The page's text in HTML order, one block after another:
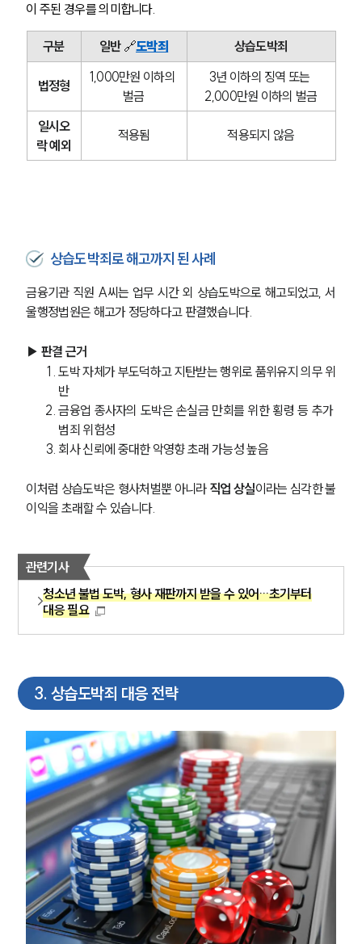
이 주된 경우를 의미합니다.
구분 일반 🔗도박죄 상습도박죄
법정형
1,000만원 이하의
벌금
3년 이하의 징역 또는
2,000만원 이하의 벌금
일시오
락 예외
적용됨 적용되지 않음
상습도박죄로 해고까지 된 사례
금융기관 직원 A씨는 업무 시간 외 상습도박으로 해고되었고, 서
울행정법원은 해고가 정당하다고 판결했습니다.
▶ 판결 근거
도박 자체가 부도덕하고 지탄받는 행위로 품위유지 의무 위
반
금융업 종사자의 도박은 손실금 만회를 위한 횡령 등 추가
범죄 위험성
회사 신뢰에 중대한 악영향 초래 가능성 높음
이처럼 상습도박은 형사처벌뿐 아니라 직업 상실이라는 심각한 불
이익을 초래할 수 있습니다.
관련기사
청소년 불법 도박, 형사 재판까지 받을 수 있어…초기부터
대응 필요
3. 상습도박죄 대응 전략